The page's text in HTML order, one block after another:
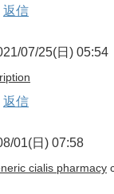
返信
07/25(日) 05:54
返信
01(日) 07:58
cialis pharmacy